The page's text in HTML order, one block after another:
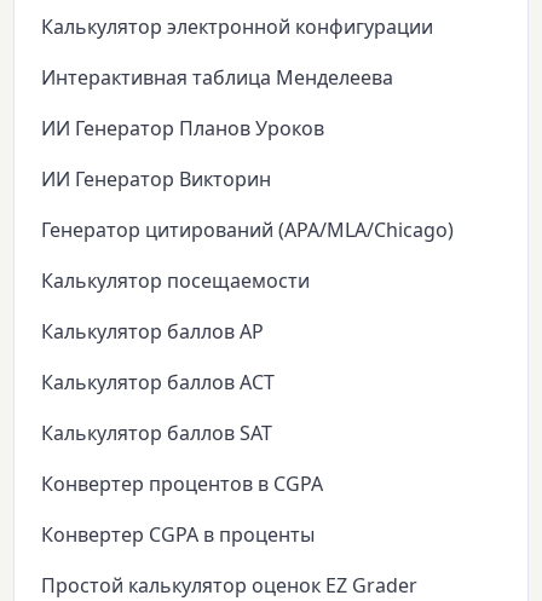
Калькулятор электронной конфигурации
Интерактивная таблица Менделеева
ИИ Генератор Планов Уроков
ИИ Генератор Викторин
Генератор цитирований (APA/MLA/Chicago)
Калькулятор посещаемости
Калькулятор баллов AP
Калькулятор баллов ACT
Калькулятор баллов SAT
Конвертер процентов в CGPA
Конвертер CGPA в проценты
Простой калькулятор оценок EZ Grader